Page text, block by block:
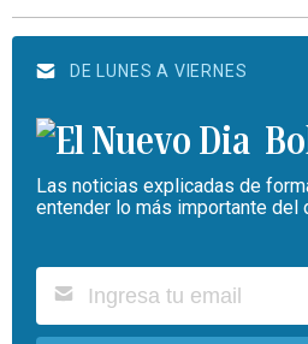
DE LUNES A VIERNES
Las noticias explicadas de
entender lo más importante del